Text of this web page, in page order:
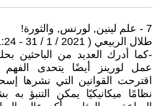
7 - علم لينين, لورنس, والثورة!
طلال الربيعي ( 2021 / 1 / 31 - 21:24 )
-كما أدرك العديد من الباحثين
عمل لورينز أيضًا يتحدى الفهم
نظامًا ميكانيكيًا يمكن التنبؤ